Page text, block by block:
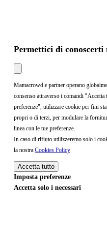
Permettici di conoscerti
Mamacrowd e partner operano
consenso attraverso i comandi
preferenze", utilizzare cookie per fini
propri o di terzi, per modulare la
linea con le tue preferenze.
In caso di rifiuto utilizzeremo solo i
la nostra Cookies Policy
Accetta tutto
Imposta preferenze
Accetta solo i necessari